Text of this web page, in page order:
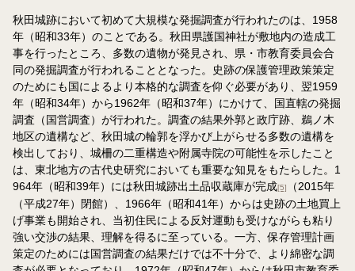
秋田城跡において初めて大規模な発掘調査が行われたのは、1958
年（昭和33年）のことである。秋田県護国神社が敷地内の造成工
事を行ったところ、多数の遺物が発見され、県・市教育委員会合
同の発掘調査が行われることとなった。史跡の保護管理政策策定
のためにも国によるより本格的な調査を仰ぐ必要があり、翌1959
年（昭和34年）から1962年（昭和37年）にかけて、国直轄の発掘
調査（国営調査）が行われた。調査の結果外郭と政庁跡、鵜ノ木
地区の遺構など、秋田城の輪郭を浮かび上がらせる多数の遺構を
検出しており、城柵の二重構造や附属寺院の可能性を示したこと
は、東北地方の古代史研究においても重要な知見をもたらした。1
964年（昭和39年）には秋田城跡出土品収蔵庫が完成[5]
（2015年
（平成27年）閉館）、1966年（昭和41年）からは史跡の土地買上
げ事業も開始され、当初住民による反対運動も受けながらも粘り
強い交渉の結果、理解を得るに至っている。一方、保存管理計画
策定のためには国営調査の結果だけでは不十分で、より綿密な調